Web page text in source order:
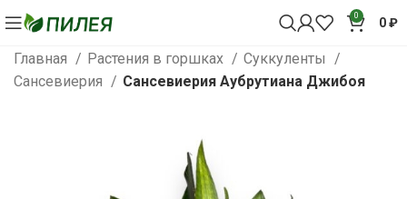
0 0₽
Главная Растения в горшках
Суккуленты
Сансевиерия
Сансевиерия Аубрутиана Джибоя